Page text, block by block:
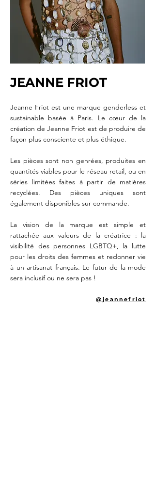
JEANNE FRIOT
Jeanne Friot est une marque genderless et
sustainable basée à Paris. Le cœur de la
création de Jeanne Friot est de produire de
façon plus consciente et plus éthique.
Les pièces sont non genrées, produites en
quantités viables pour le réseau retail, ou en
séries limitées faites àpartir de matières
recyclées. Des pièces uniques sont
également disponibles sur commande.
La vision de la marque est simple et
rattachée aux valeurs de la créatrice : la
visibilité des personnes LGBTQ+, la lutte
pour les droits des femmes et redonner vie
à un artisanat français. Le futur de la mode
sera inclusif ou ne sera pas !
@jeannefriot